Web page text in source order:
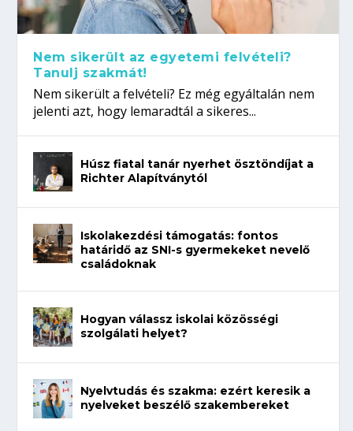
Nem sikerült az egyetemi felvételi?
Tanulj szakmát!
Nem sikerült a felvételi? Ez még egyáltalán nem
jelenti azt, hogy lemaradtál a sikeres...
Húsz fiatal tanár nyerhet ösztöndíjat a
Richter Alapítványtól
Iskolakezdési támogatás: fontos
határidő az SNI-s gyermekeket nevelő
családoknak
Hogyan válassz iskolai közösségi
szolgálati helyet?
Nyelvtudás és szakma: ezért keresik a
nyelveket beszélő szakembereket